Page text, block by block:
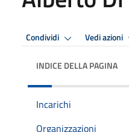
Condividi Vedi azioni
INDICE DELLA PAGINA
Incarichi
Organizzazioni